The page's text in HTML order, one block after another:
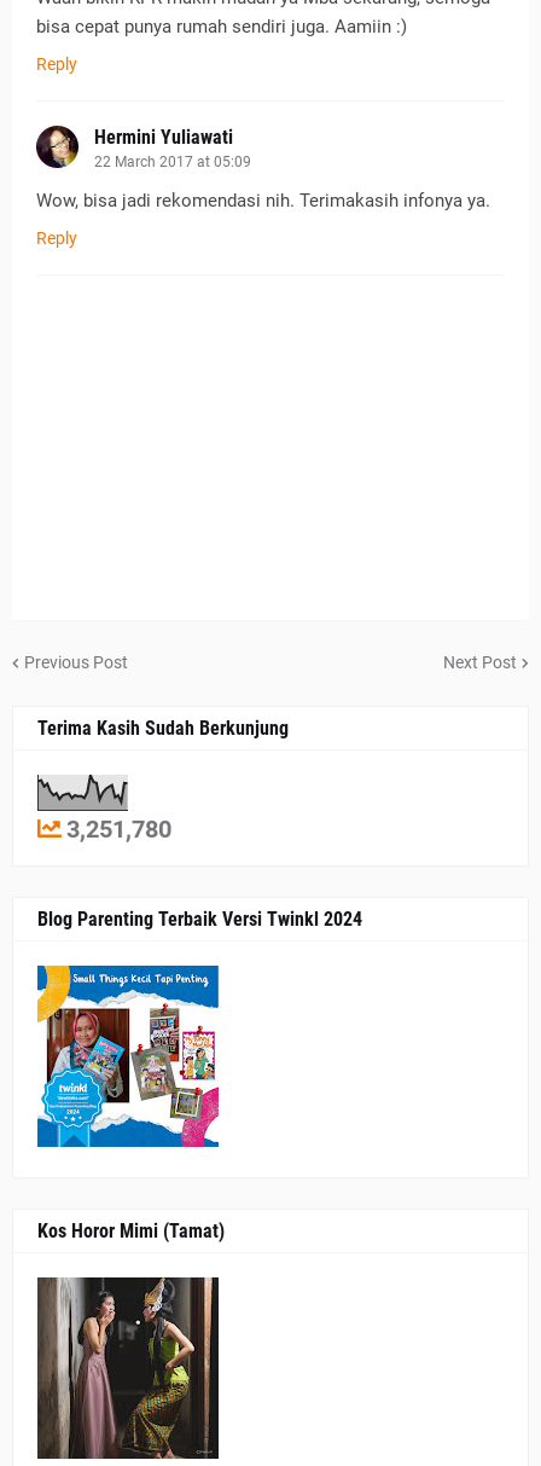
bisa cepat punya rumah sendiri juga. Aamiin :)
Reply
Hermini Yuliawati
22 March 2017 at 05:09
Wow, bisa jadi rekomendasi nih. Terimakasih infonya ya.
Reply
Previous Post Next Post
Terima Kasih Sudah Berkunjung
3,251,780
Blog Parenting Terbaik Versi Twinkl 2024
Kos Horor Mimi (Tamat)